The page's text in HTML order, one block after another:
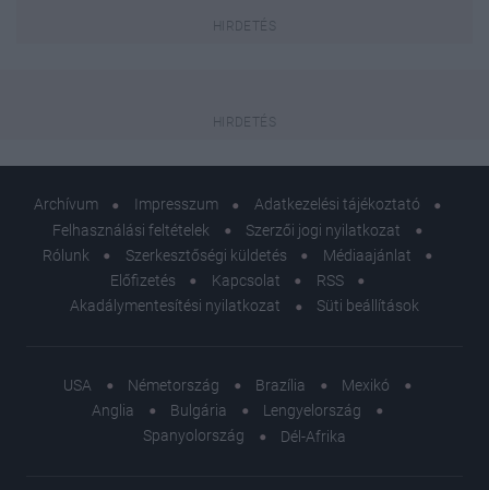
Archívum Impresszum
Adatkezelési tájékoztató
Felhasználási feltételek
Szerzői jogi nyilatkozat
Rólunk
Szerkesztőségi küldetés
Médiaajánlat
Előfizetés
Kapcsolat
RSS
Akadálymentesítési nyilatkozat
Süti beállítások
USA Németország Brazília
Mexikó
Anglia
Bulgária
Lengyelország
Spanyolország
Dél-Afrika